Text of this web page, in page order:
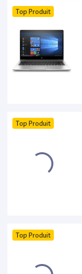
Top Produit
Top Produit
Top Produit